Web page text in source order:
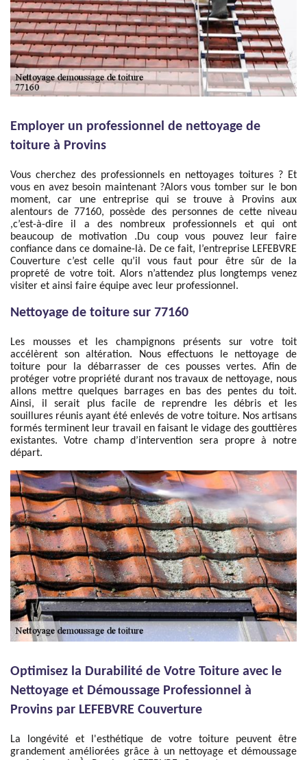
Employer un professionnel de nettoyage de
toiture à Provins
Vous cherchez des professionnels en nettoyages toitures ? Et
vous en avez besoin maintenant ?Alors vous tomber sur le bon
moment, car une entreprise qui se trouve à Provins aux
alentours de 77160, possède des personnes de cette niveau
,c’est-à-dire il a des nombreux professionnels et qui ont
beaucoup de motivation .Du coup vous pouvez leur faire
confiance dans ce domaine-là. De ce fait, l’entreprise LEFEBVRE
Couverture c’est celle qu’il vous faut pour être sûr de la
propreté de votre toit. Alors n’attendez plus longtemps venez
visiter et ainsi faire équipe avec leur professionnel.
Nettoyage de toiture sur 77160
Les mousses et les champignons présents sur votre toit
accélèrent son altération. Nous effectuons le nettoyage de
toiture pour la débarrasser de ces pousses vertes. Afin de
protéger votre propriété durant nos travaux de nettoyage, nous
allons mettre quelques barrages en bas des pentes du toit.
Ainsi, il serait plus facile de reprendre les débris et les
souillures réunis ayant été enlevés de votre toiture. Nos artisans
formés terminent leur travail en faisant le vidage des gouttières
existantes. Votre champ d’intervention sera propre à notre
départ.
Optimisez la Durabilité de Votre Toiture avec le
Nettoyage et Démoussage Professionnel à
Provins par LEFEBVRE Couverture
La longévité et l'esthétique de votre toiture peuvent être
grandement améliorées grâce à un nettoyage et démoussage